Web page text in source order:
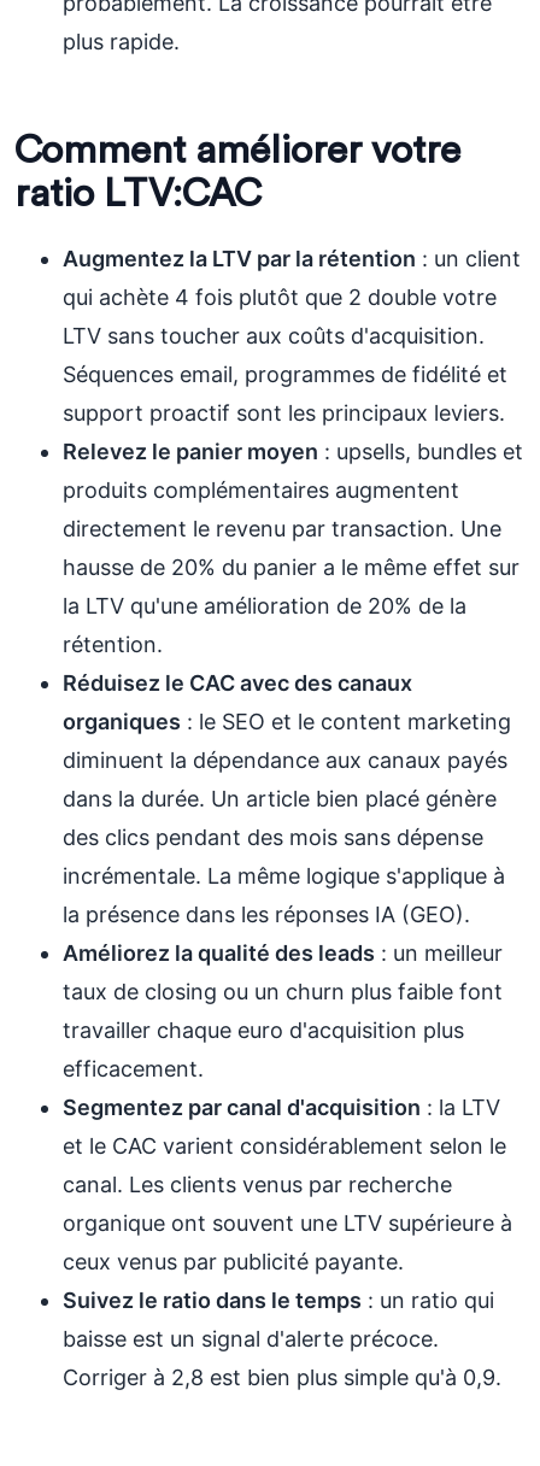
plus rapide.
Comment améliorer votre
ratio LTV:CAC
Augmentez la LTV par la rétention : un client
qui achète 4 fois plutôt que 2 double votre
LTV sans toucher aux coûts d'acquisition.
Séquences email, programmes de fidélité et
support proactif sont les principaux leviers.
Relevez le panier moyen : upsells, bundles et
produits complémentaires augmentent
directement le revenu par transaction. Une
hausse de 20% du panier a le même effet sur
la LTV qu'une amélioration de 20% de la
rétention.
Réduisez le CAC avec des canaux
organiques : le SEO et le content marketing
diminuent la dépendance aux canaux payés
dans la durée. Un article bien placé génère
des clics pendant des mois sans dépense
incrémentale. La même logique s'applique à
la présence dans les réponses IA (GEO).
Améliorez la qualité des leads : un meilleur
taux de closing ou un churn plus faible font
travailler chaque euro d'acquisition plus
efficacement.
Segmentez par canal d'acquisition : la LTV
et le CAC varient considérablement selon le
canal. Les clients venus par recherche
organique ont souvent une LTV supérieure à
ceux venus par publicité payante.
Suivez le ratio dans le temps : un ratio qui
baisse est un signal d'alerte précoce.
Corriger à 2,8 est bien plus simple qu'à 0,9.